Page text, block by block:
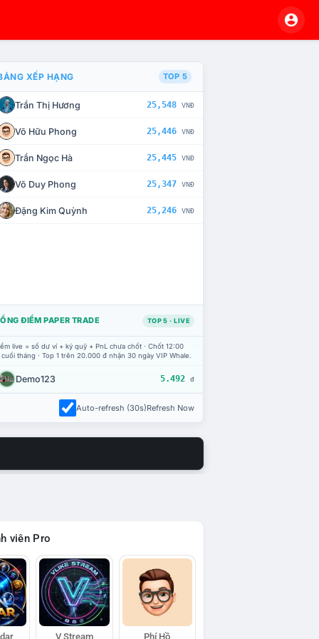
CHẾ TÀI XỬ LÝ VI PHẠM
XẾP HẠNG TOP 5
Trần Thị Hương 25,548 VNĐ
Võ Hữu Phong 25,446 VNĐ
Trần Ngọc Hà 25,445 VNĐ
Võ Duy Phong 25,347 VNĐ
Đặng Kim Quỳnh 25,246 VNĐ
ĐIỂM PAPER TRADE TOP 5 · LIVE
live = số dư ví + ký quỹ + PnL chưa chốt · Chốt 12:00
tháng · Top 1 trên 20.000 đ nhận 30 ngày VIP Whale.
Demo123 5.492 đ
Auto-refresh (30s)Refresh Now
viên Pro
V Stream Phí Hồ